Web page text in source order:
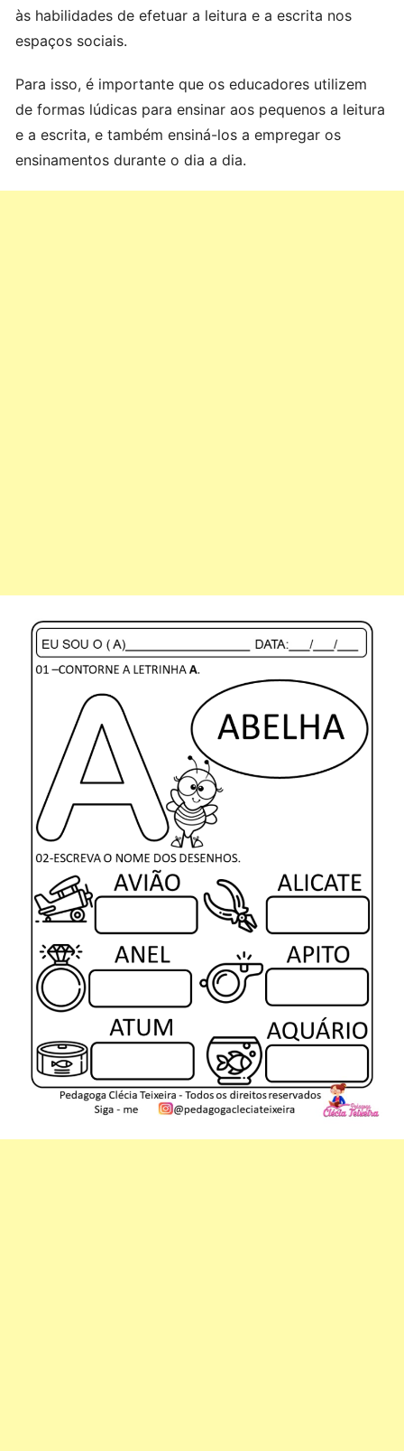
às habilidades de efetuar a leitura e a escrita nos
espaços sociais.
Para isso, é importante que os educadores utilizem
de formas lúdicas para ensinar aos pequenos a leitura
e a escrita, e também ensiná-los a empregar os
ensinamentos durante o dia a dia.